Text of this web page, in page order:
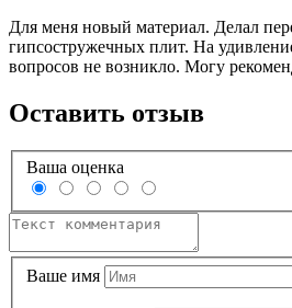
Для меня новый материал. Делал
гипсостружечных плит. На
вопросов не возникло. Могу
Оставить отзыв
Ваша оценка
Ваше имя